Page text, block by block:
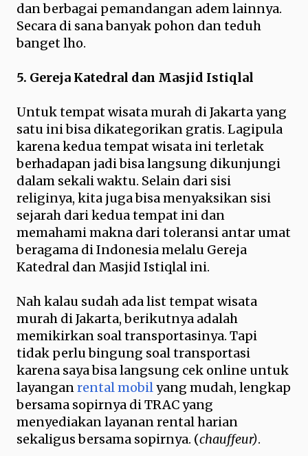
dan berbagai pemandangan adem lainnya.
Secara di sana banyak pohon dan teduh
banget lho.
5. Gereja Katedral dan Masjid Istiqlal
Untuk tempat wisata murah di Jakarta yang
satu ini bisa dikategorikan gratis. Lagipula
karena kedua tempat wisata ini terletak
berhadapan jadi bisa langsung dikunjungi
dalam sekali waktu. Selain dari sisi
religinya, kita juga bisa menyaksikan sisi
sejarah dari kedua tempat ini dan
memahami makna dari toleransi antar umat
beragama di Indonesia melalu Gereja
Katedral dan Masjid Istiqlal ini.
Nah kalau sudah ada list tempat wisata
murah di Jakarta, berikutnya adalah
memikirkan soal transportasinya. Tapi
tidak perlu bingung soal transportasi
karena saya bisa langsung cek online untuk
layanganrental mobilyang mudah, lengkap
bersama sopirnya di TRAC yang
menyediakan layanan rental harian
sekaligus bersama sopirnya. (chauffeur).